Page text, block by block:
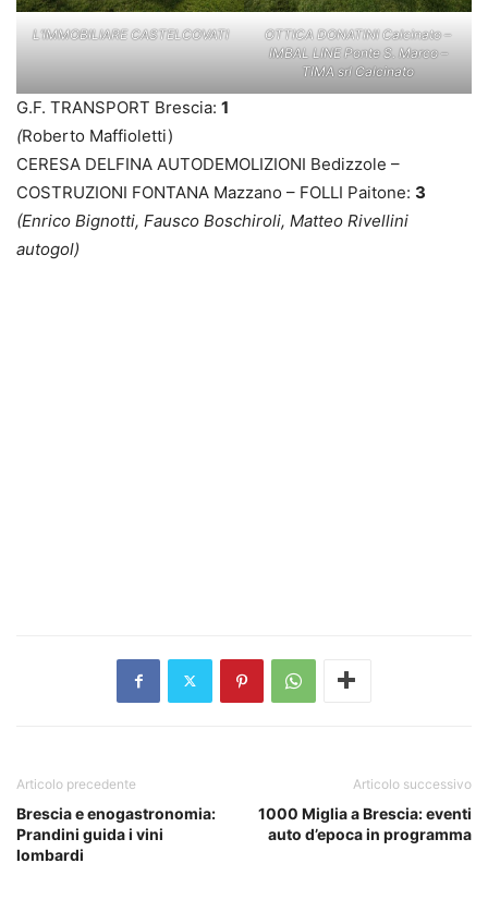
L’IMMOBILIARE CASTELCOVATI
OTTICA DONATINI Calcinato –
IMBAL LINE Ponte S. Marco –
TIMA srl Calcinato
G.F. TRANSPORT Brescia: 1
(Roberto Maffioletti)
CERESA DELFINA AUTODEMOLIZIONI Bedizzole –
COSTRUZIONI FONTANA Mazzano – FOLLI Paitone: 3
(Enrico Bignotti, Fausco Boschiroli, Matteo Rivellini
autogol)
Articolo precedente
Brescia e enogastronomia:
Prandini guida i vini
lombardi
Articolo successivo
1000 Miglia a Brescia: eventi
auto d’epoca in programma